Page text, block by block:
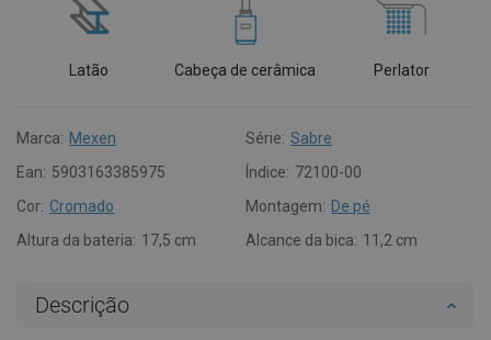
Latão Cabeça de cerâmica Perlator
Marca: Mexen Série: Sabre
Ean: 5903163385975 Índice: 72100-00
Cor: Cromado Montagem: De pé
Altura da bateria: 17,5 cm Alcance da bica: 11,2 cm
Descrição